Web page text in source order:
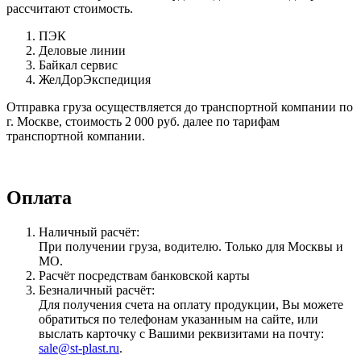
рассчитают стоимость.
ПЭК
Деловые линии
Байкал сервис
ЖелДорЭкспедиция
Отправка груза осуществляется до транспортной компании по
г. Москве, стоимость 2 000 руб. далее по тарифам
транспортной компании.
Оплата
Наличный расчёт:
При получении груза, водителю. Только для Москвы и
МО.
Расчёт посредствам банковской карты
Безналичный расчёт:
Для получения счета на оплату продукции, Вы можете
обратиться по телефонам указанным на сайте, или
выслать карточку с Вашими реквизитами на почту:
sale@st-plast.ru.